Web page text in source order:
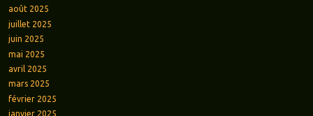
août 2025
juillet 2025
juin 2025
mai 2025
avril 2025
mars 2025
février 2025
janvier 2025